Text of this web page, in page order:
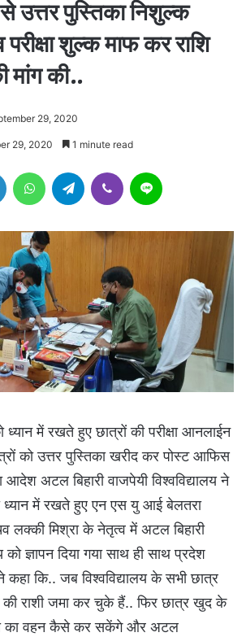
से उत्तर पुस्तिका निशुल्क
शुल्क माफ कर राशि
मांग की..
29, 2020
29, 2020 1 minute read
LinkedIn WhatsAppTelegram Viber
ध्यान में रखते हुए छात्रों की परीक्षा आनलाईन
को उत्तर पुस्तिका खरीद कर पोस्ट आफिस
अटल बिहारी वाजपेयी विश्वविद्यालय ने
ध्यान में रखते हुए एन एस यु आई बेलतरा
लक्की मिश्रा के नेतृत्व में अटल बिहारी
को ज्ञापन दिया गया साथ ही साथ प्रदेश
कहा कि.. जब विश्वविद्यालय के सभी छात्र
की राशी जमा कर चुके हैं.. फिर छात्र खुद के
का वहन कैसे कर सकेंगे और अटल